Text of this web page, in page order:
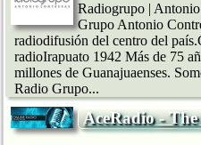
Radiogrupo |
Grupo Antonio
radiodifusión del centro del
radioIrapuato 1942 Más de 75
millones de Guanajuaenses.
Radio Grupo...
AceRadio -